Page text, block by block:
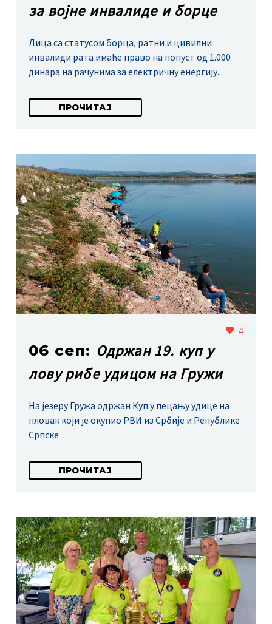
за војне инвалиде и борце
Лица са статусом борца, ратни и цивилни
инвалиди рата имаће право на попуст од 1.000
динара на рачунима за електричну енергију.
ПРОЧИТАЈ
4
06 сеп: Одржан 19. куп у
лову рибе удицом на Гружи
На језеру Гружа одржан Куп у пецању удице на
пловак који је окупио РВИ из Србије и Републике
Српске
ПРОЧИТАЈ